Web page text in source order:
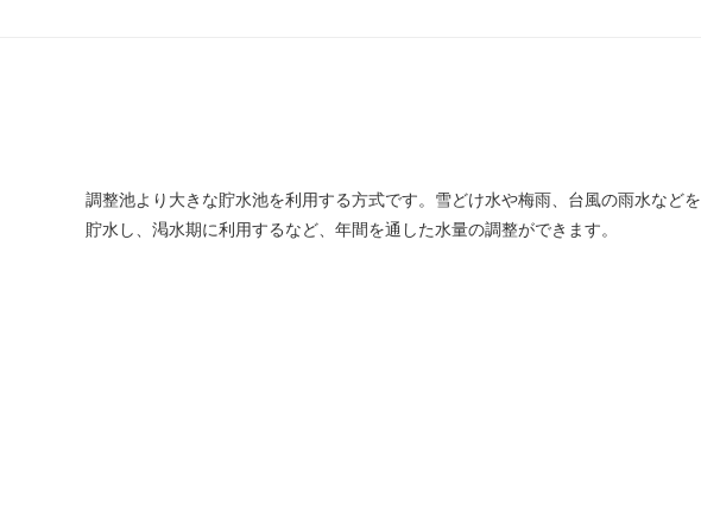
調整池より大きな貯水池を利用する方式です。雪どけ水や梅雨、台風の雨水などを
貯水し、渇水期に利用するなど、年間を通した水量の調整ができます。